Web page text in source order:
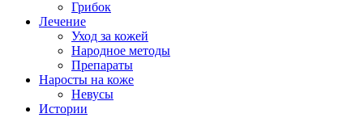
Грибок
Лечение
Уход за кожей
Народное методы
Препараты
Наросты на коже
Невусы
Истории